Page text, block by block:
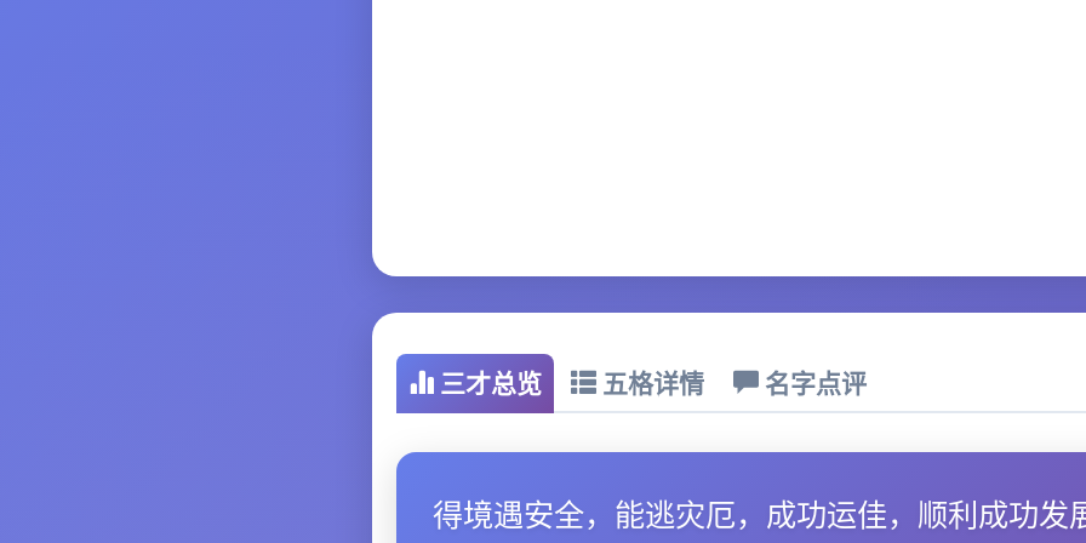
三才总览 五格详情 名字点评
得境遇安全，能逃灾厄，成功运佳，顺利成功发